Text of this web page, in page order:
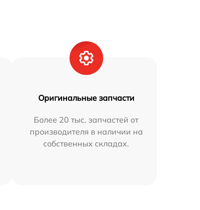
Оригинальные запчасти
Более 20 тыс. запчастей от
производителя в наличии на
собственных складах.